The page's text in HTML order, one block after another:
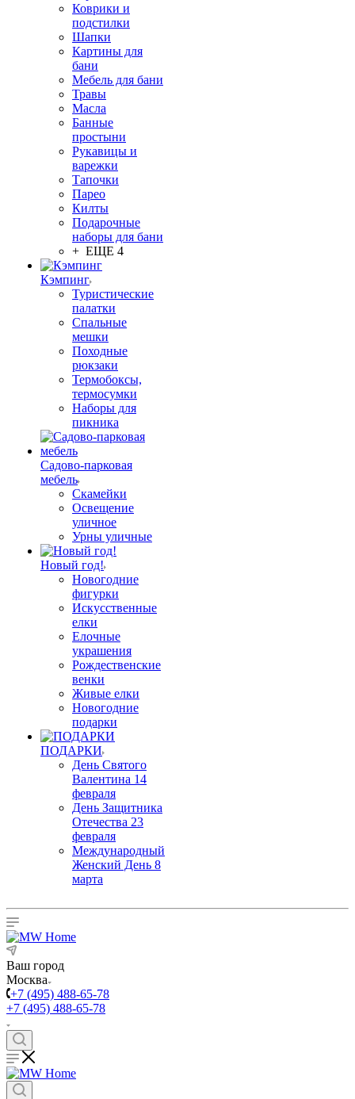
Коврики и
подстилки
Шапки
Картины для
бани
Мебель для бани
Травы
Масла
Банные
простыни
Рукавицы и
варежки
Тапочки
Парео
Килты
Подарочные
наборы для бани
+ ЕЩЕ 4
Кэмпинг
Туристические
палатки
Спальные
мешки
Походные
рюкзаки
Термобоксы,
термосумки
Наборы для
пикника
Садово-парковая
мебель
Скамейки
Освещение
уличное
Урны уличные
Новый год!
Новогодние
фигурки
Искусственные
елки
Елочные
украшения
Рождественские
венки
Живые елки
Новогодние
подарки
ПОДАРКИ
День Святого
Валентина 14
февраля
День Защитника
Отечества 23
февраля
Международный
Женский День 8
марта
Ваш город
Москва
+7 (495) 488-65-78
+7 (495) 488-65-78